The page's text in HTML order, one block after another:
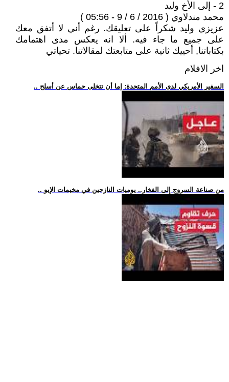
2 - إلى الأخ وليد
محمد مندلاوي ( 2016 / 6 / 9 - 05:56 )
عزيزي وليد شكراً على تعليقك. رغم أني لا أتفق معك
على جميع ما جاء فيه. ألا انه يعكس مدى اهتمامك
بكتاباتنا, أحييك ثانية على متابعتك لمقالاتنا. تحياتي
اخر الافلام
.. السفير الأمريكي لدى الأمم المتحدة: إما أن تتخلى حماس عن أسلح
.. من صناعة السروج إلى الفخار.. يوميات النازحين في مخيمات الإيو